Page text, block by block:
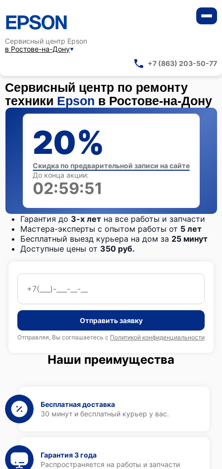
Сервисный центр Epson
в Ростове-на-Дону
+7 (863) 203-50-77
Сервисный центр по ремонту
техники Epson в Ростове-на-Дону
Гарантия до 3-х лет на все работы и запчасти
Мастера-эксперты с опытом работы от 5 лет
Бесплатный выезд курьера на дом за 25 минут
Доступные цены от 350 руб.
Отправить заявку
Отправляя, Вы соглашаетесь с Политикой конфиденциальности
20%
Скидка по предварительной записи на сайте
До конца акции:
02:59:50
Наши преимущества
Бесплатная доставка
30 минут и бесплатный курьер у вас.
Гарантия 3 года
Распространяется на работы и запчасти